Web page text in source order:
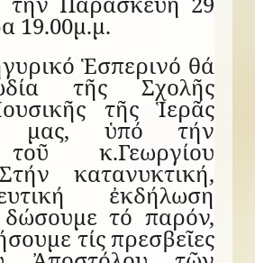
19.00μ.μ.
Ἑσπερινό θά
τῆς Σχολῆς
τῆς Ἱερᾶς
μας, ὑπό τήν
τοῦ κ.Γεωργίου
κατανυκτική,
ἐκδήλωση
τό παρόν,
τίς πρεσβεῖες